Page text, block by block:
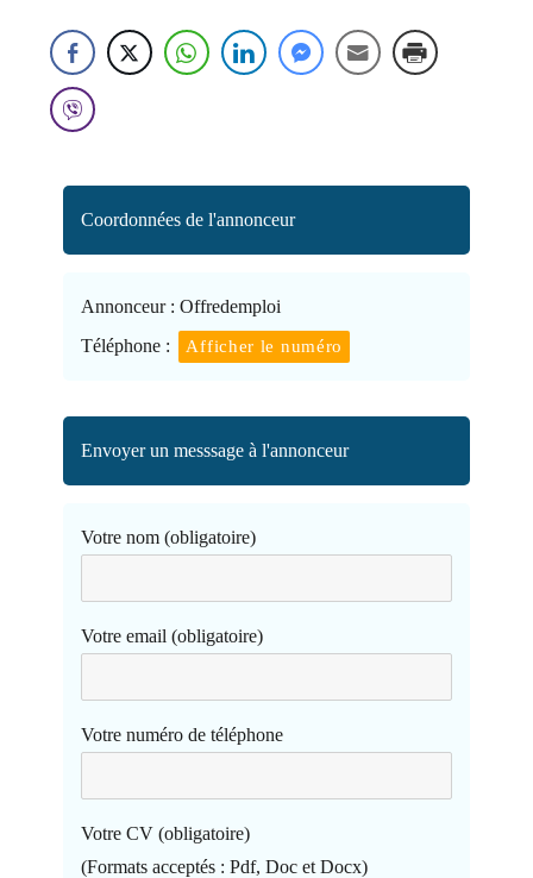
Coordonnées de l'annonceur
Annonceur : Offredemploi
Téléphone :
Afficher le numéro
Envoyer un messsage à l'annonceur
Votre nom (obligatoire)
Votre email (obligatoire)
Votre numéro de téléphone
Votre CV (obligatoire)
(Formats acceptés : Pdf, Doc et Docx)